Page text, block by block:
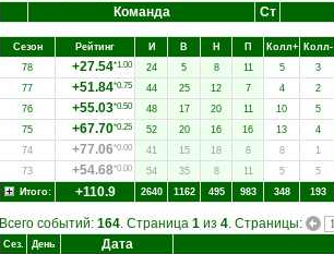
Команда Ст
Сезон Рейтинг И В Н П Колл+ Колл-
78
+27.54*1.00 24 5 8 11 5 3
77
+51.84*0.75 44 25 12 7 4 2
76
+55.03*0.50 48 17 20 11 10 5
75
+67.70*0.25 52 20 16 16 13 4
74
+77.06*0.00 41 15 18 8 8 1
73
+54.68*0.00 54 35 8 11 5 5
Итого:
+110.9 2640 1162 495 983 348 193
Всего событий: 164. Страница 1 из 4. Страницы:
Сез. День Дата